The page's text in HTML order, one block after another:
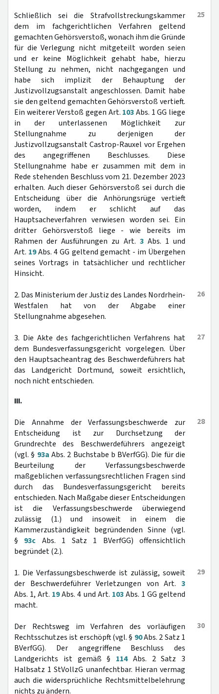
25
Schließlich sei die Strafvollstreckungskammer
dem im fachgerichtlichen Verfahren geltend
gemachten Gehörsverstoß, wonach ihm die Gründe
für die Verlegung nicht mitgeteilt worden seien
und er keine Möglichkeit gehabt habe, hierzu
Stellung zu nehmen, nicht nachgegangen und
habe sich implizit der Behauptung der
Justizvollzugsanstalt angeschlossen. Damit habe
sie den geltend gemachten Gehörsverstoß vertieft.
Ein weiterer Verstoß gegen Art. 103Abs. 1 GG liege
in der unterlassenen Möglichkeit zur
Stellungnahme zu derjenigen der
Justizvollzugsanstalt Castrop-Rauxel vor Ergehen
des angegriffenen Beschlusses. Diese
Stellungnahme habe er zusammen mit dem in
Rede stehenden Beschluss vom 21. Dezember 2023
erhalten. Auch dieser Gehörsverstoß sei durch die
Entscheidung über die Anhörungsrüge vertieft
worden, indem er schlicht auf das
Hauptsacheverfahren verwiesen worden sei. Ein
dritter Gehörsverstoß liege - wie bereits im
Rahmen der Ausführungen zu Art. 3Abs. 1 und
Art. 19Abs. 4 GG geltend gemacht - im Übergehen
seines Vortrags in tatsächlicher und rechtlicher
Hinsicht.
26
2. Das Ministerium der Justiz des Landes Nordrhein-
Westfalen hat von der Abgabe einer
Stellungnahme abgesehen.
27
3. Die Akte des fachgerichtlichen Verfahrens hat
dem Bundesverfassungsgericht vorgelegen. Über
den Hauptsacheantrag des Beschwerdeführers hat
das Landgericht Dortmund, soweit ersichtlich,
noch nicht entschieden.
III.
28
Die Annahme der Verfassungsbeschwerde zur
Entscheidung ist zur Durchsetzung der
Grundrechte des Beschwerdeführers angezeigt
(vgl. § 93a Abs. 2 Buchstabe b BVerfGG). Die für die
Beurteilung der Verfassungsbeschwerde
maßgeblichen verfassungsrechtlichen Fragen sind
durch das Bundesverfassungsgericht bereits
entschieden. Nach Maßgabe dieser Entscheidungen
ist die Verfassungsbeschwerde überwiegend
zulässig (1.) und insoweit in einem die
Kammerzuständigkeit begründenden Sinne (vgl.
§ 93c Abs. 1 Satz 1 BVerfGG) offensichtlich
begründet (2.).
29
1. Die Verfassungsbeschwerde ist zulässig, soweit
der Beschwerdeführer Verletzungen von Art. 3
Abs. 1, Art. 19Abs. 4 und Art. 103Abs. 1 GG geltend
macht.
30
Der Rechtsweg im Verfahren des vorläufigen
Rechtsschutzes ist erschöpft (vgl. § 90Abs. 2 Satz 1
BVerfGG). Der angegriffene Beschluss des
Landgerichts ist gemäß § 114Abs. 2 Satz 3
Halbsatz 1 StVollzG unanfechtbar. Hieran vermag
auch die widersprüchliche Rechtsmittelbelehrung
nichts zu ändern.